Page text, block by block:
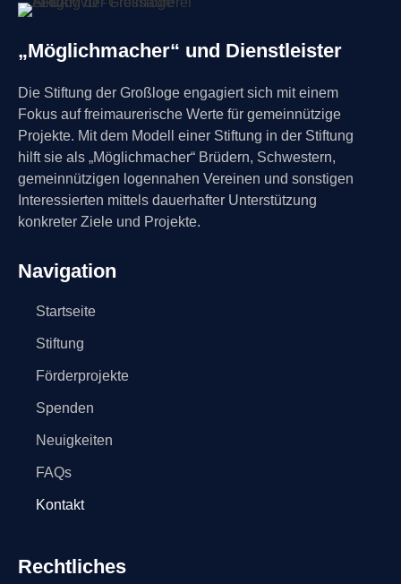
„Möglichmacher“ und Dienstleister
Die Stiftung der Großloge engagiert sich mit einem
Fokus auf freimaurerische Werte für gemeinnützige
Projekte. Mit dem Modell einer Stiftung in der Stiftung
hilft sie als „Möglichmacher“ Brüdern, Schwestern,
gemeinnützigen logennahen Vereinen und sonstigen
Interessierten mittels dauerhafter Unterstützung
konkreter Ziele und Projekte.
Navigation
Startseite
Stiftung
Förderprojekte
Spenden
Neuigkeiten
FAQs
Kontakt
Rechtliches